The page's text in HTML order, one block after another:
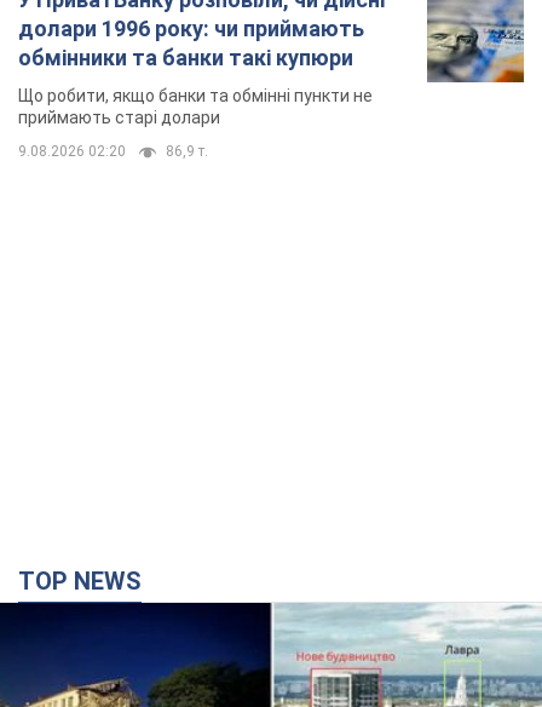
"монстром"? Чому влада Києва відмовилась
зупиняти будівництво хмарочоса
Яка реакція Кличка на петицію щодо скасування будівництва
4 години тому 46,5 т.